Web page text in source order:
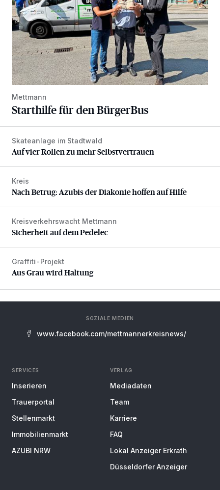
Mettmann
Starthilfe für den BürgerBus
Auf vier Rollen zu mehr Selbstvertrauen
Skateanlage im Stadtwald
Auf vier Rollen zu mehr Selbstvertrauen
Nach Betrug: Azubis der Diakonie hoffen auf Hilfe
Kreis
Nach Betrug: Azubis der Diakonie hoffen auf Hilfe
Sicherheit auf dem Pedelec
Kreisverkehrswacht Mettmann
Sicherheit auf dem Pedelec
Aus Grau wird Haltung
Graffiti-Projekt
Aus Grau wird Haltung
SOZIALE MEDIEN
www.facebook.com/mettmannerkreisnews/
SERVICES
Inserieren
Trauerportal
Stellenmarkt
Immobilienmarkt
AZUBI NRW
VERLAG
Mediadaten
Team
Karriere
FAQ
Lokal Anzeiger Erkrath
Düsseldorfer Anzeiger